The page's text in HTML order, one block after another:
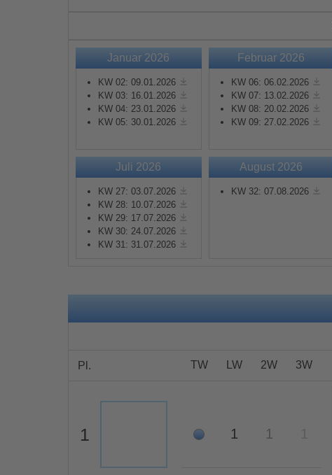
Daten zu Ihren
Aktivitäten sammeln.
Bitte lesen Sie die Details
durch und stimmen Sie
der Nutzung des Service
zu, um diese Inhalte
Mehr Informationen
Akzeptieren
powered byUsercentrics
Consent Management
der
Januar 2026
KW 02: 09.01.2026
KW 03: 16.01.2026
KW 04: 23.01.2026
KW 05: 30.01.2026
Februar 2026
KW 06: 06.02.2026
KW 07: 13.02.2026
KW 08: 20.02.2026
KW 09: 27.02.2026
Juli 2026
KW 27: 03.07.2026
KW 28: 10.07.2026
KW 29: 17.07.2026
KW 30: 24.07.2026
KW 31: 31.07.2026
August 2026
KW 32: 07.08.2026
Pl. TW LW 2W 3W
1 1 1